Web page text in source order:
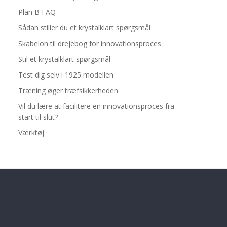
Plan B FAQ
Sådan stiller du et krystalklart spørgsmål
Skabelon til drejebog for innovationsproces
Stil et krystalklart spørgsmål
Test dig selv i 1925 modellen
Træning øger træfsikkerheden
Vil du lære at facilitere en innovationsproces fra
start til slut?
Værktøj